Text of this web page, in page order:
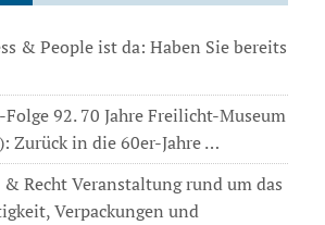
& People ist da: Haben Sie bereits
92. 70 Jahre Freilicht-Museum
Zurück in die 60er-Jahre …
Recht Veranstaltung rund um das
Verpackungen und